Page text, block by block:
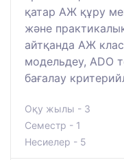
қатар АЖ құру
және
айтқанда АЖ
модельдеу, ADO
бағалау
Оқу жылы - 3
Семестр - 1
Несиелер - 5